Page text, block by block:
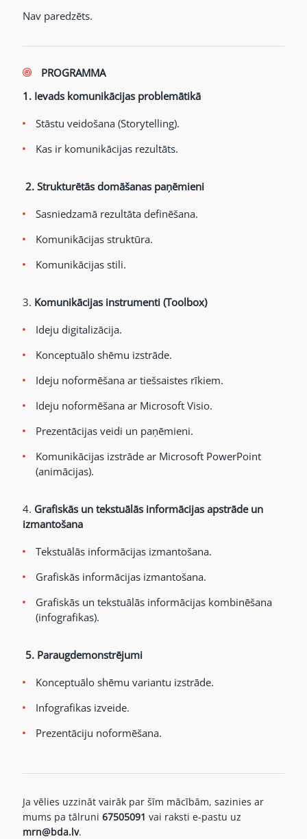
Nav paredzēts.
PROGRAMMA
1. Ievads komunikācijas problemātikā
Stāstu veidošana (Storytelling).
Kas ir komunikācijas rezultāts.
2. Strukturētās domāšanas paņēmieni
Sasniedzamā rezultāta definēšana.
Komunikācijas struktūra.
Komunikācijas stili.
3. Komunikācijas instrumenti (Toolbox)
Ideju digitalizācija.
Konceptuālo shēmu izstrāde.
Ideju noformēšana ar tiešsaistes rīkiem.
Ideju noformēšana ar Microsoft Visio.
Prezentācijas veidi un paņēmieni.
Komunikācijas izstrāde ar Microsoft PowerPoint
(animācijas).
4. Grafiskās un tekstuālās informācijas apstrāde un
izmantošana
Tekstuālās informācijas izmantošana.
Grafiskās informācijas izmantošana.
Grafiskās un tekstuālās informācijas kombinēšana
(infografikas).
5. Paraugdemonstrējumi
Konceptuālo shēmu variantu izstrāde.
Infografikas izveide.
Prezentāciju noformēšana.
Ja vēlies uzzināt vairāk par šīm mācībām, sazinies ar
mums pa tālruni 67505091 vai raksti e-pastu uz
mrn@bda.lv.